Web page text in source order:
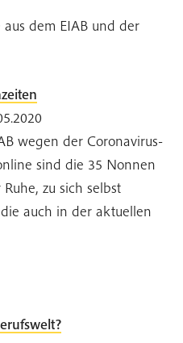
aus dem EIAB und der
wegen der Coronavirus-
sind die 35 Nonnen
zu sich selbst
auch in der aktuellen